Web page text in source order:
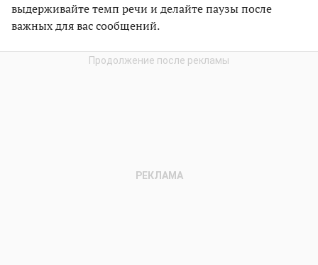
выдерживайте темп речи и делайте паузы после
важных для вас сообщений.